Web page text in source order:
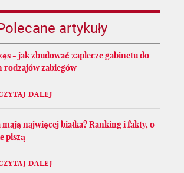
artykuły
- jak zbudować zaplecze gabinetu do
rodzajów zabiegów
DALEJ
najwięcej białka? Ranking i fakty, o
piszą
DALEJ